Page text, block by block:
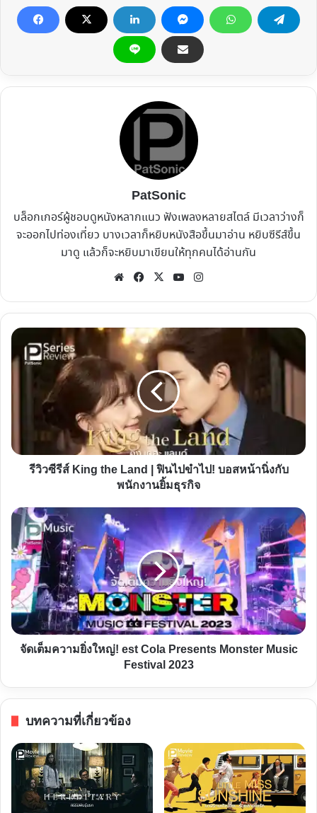
PatSonic
บล็อกเกอร์ผู้ชอบดูหนังหลากแนว ฟังเพลงหลายสไตล์ มีเวลาว่างก็
จะออกไปท่องเที่ยว บางเวลาก็หยิบหนังสือขึ้นมาอ่าน หยิบซีรีส์ขึ้น
มาดู แล้วก็จะหยิบมาเขียนให้ทุกคนได้อ่านกัน
WebsiteFacebook
X YouTube
รีวิว
ซี
รีส์
|
ฟิน
บอส
หน้า
นิ่ง
กับ
พนักงาน
ยิ้ม
ธุรกิจ
รีวิวซีรีส์ King the Land | ฟินไปขำไป! บอสหน้านิ่งกับ
พนักงานยิ้มธุรกิจ
จัด
เต็ม
ความ
ยิ่ง
ใหญ่!
est
Cola
Presents
Monster
Festival
จัดเต็มความยิ่งใหญ่! est Cola Presents Monster Music
Festival 2023
บทความที่เกี่ยวข้อง